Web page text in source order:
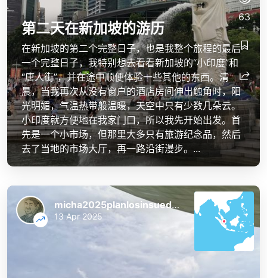
第二天在新加坡的游历
在新加坡的第二个完整日子，也是我整个旅程的最后
一个完整日子，我特别想去看看新加坡的“小印度”和
“唐人街”，并在途中顺便体验一些其他的东西。清
晨，当我再次从没有窗户的酒店房间伸出触角时，阳
光明媚，气温热带般温暖，天空中只有少数几朵云。
小印度就方便地在我家门口，所以我先开始出发。首
先是一个小市场，但那里大多只有旅游纪念品，然后
去了当地的市场大厅，再一路沿街漫步。...
63
micha2025planlosinsuedostasien
13 Apr 2025